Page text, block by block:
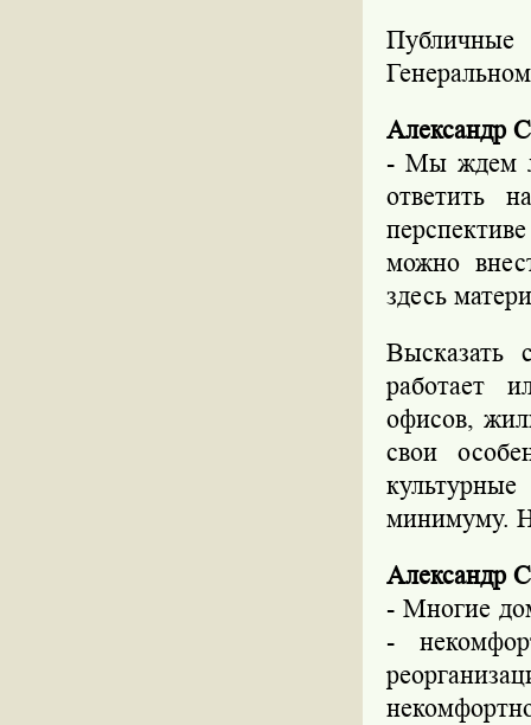
Публичные
Александр
- Мы ждем
ответить
можно
здесь
Высказать
работает
офисов,
свои
минимуму.
Александр
- Многие
-